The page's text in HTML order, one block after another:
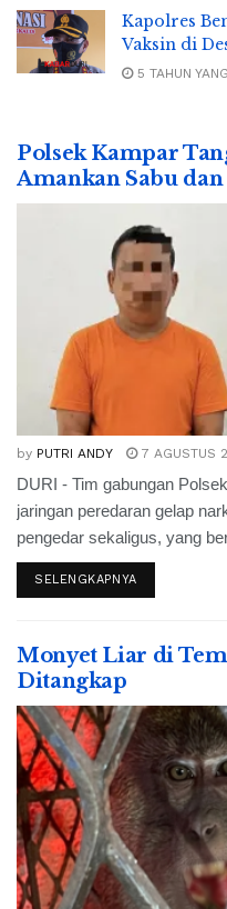
Kapolres
Vaksin di
5 TAHUN
Polsek Kampar
Amankan Sabu
by PUTRI ANDY 7 AGUSTUS
DURI - Tim gabungan
jaringan peredaran gelap
pengedar sekaligus, yang
SELENGKAPNYA
Monyet Liar di
Ditangkap